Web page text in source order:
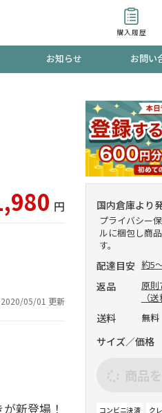
購入履歴
食品
得なクーポン"3種類"出現中！今
！今すぐ使えるクーポンプレゼ
集！限定クーポンも不定期配信
お知らせ お問い
円
2020/05/01 更新
新登場！
国内倉庫より
プライバシー
ルに梱包し商
す。
配達目安 約5
返品
原
（
送料 無料
サイズ／価格
商品
コンビニ決済 ク